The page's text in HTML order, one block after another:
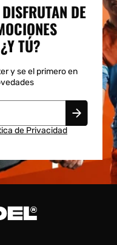
DE
TÚ?
y se el primero en
de Privacidad